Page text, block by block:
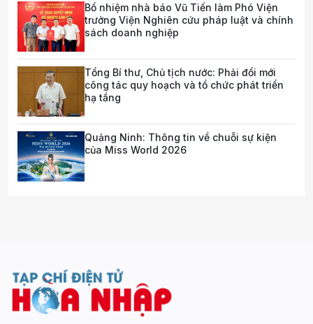
Bổ nhiệm nhà báo Vũ Tiến làm Phó Viện
trưởng Viện Nghiên cứu pháp luật và chính
sách doanh nghiệp
Tổng Bí thư, Chủ tịch nước: Phải đổi mới
công tác quy hoạch và tổ chức phát triển
hạ tầng
Quảng Ninh: Thông tin về chuỗi sự kiện
của Miss World 2026